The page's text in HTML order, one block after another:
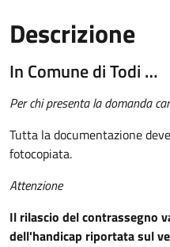
Descrizione
In Comune di Todi …
Per chi presenta la domanda
Tutta la documentazione
fotocopiata.
Attenzione
Il rilascio del contrassegno
dell'handicap riportata sul